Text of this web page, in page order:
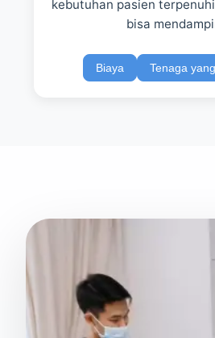
kebutuhan pasien
bisa
Biaya Tenaga